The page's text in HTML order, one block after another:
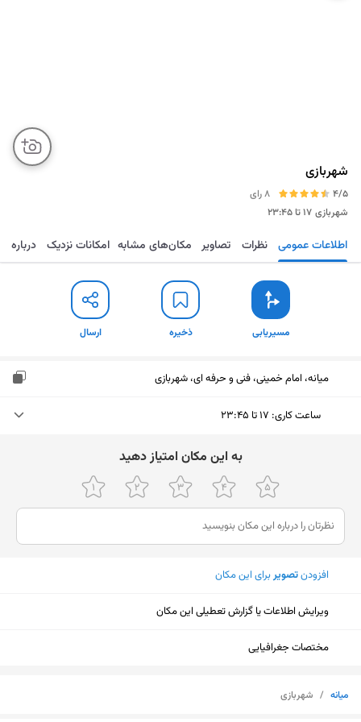
شهربازی
4/5
8 رای
شهربازی ۱۷ تا ۲۳:۴۵
مسیریابی ذخیره ارسال اطلاعات عمومی نظرات تصاویر مکان‌های مشابه امکانات نزدیک درباره
مسیریابی ذخیره ارسال
میانه، امام خمینی، فنی و حرفه ای، شهربازی
ساعت کاری: ۱۷ تا ۲۳:۴۵
جمعه
۱۷ تا ۲۳:۴۵
شنبه
۱۷ تا ۲۳:۴۵
یکشنبه
دوشنبه
سه‌شنبه
ﺑﻪ اﯾﻦ ﻣﮑﺎن اﻣﺘﯿﺎز دﻫﯿﺪ
افزودنتصویربرای این مکان
ویرایش اطلاعات یا گزارش تعطیلی این مکان
مختصات جغرافیایی
میانه / شهربازی